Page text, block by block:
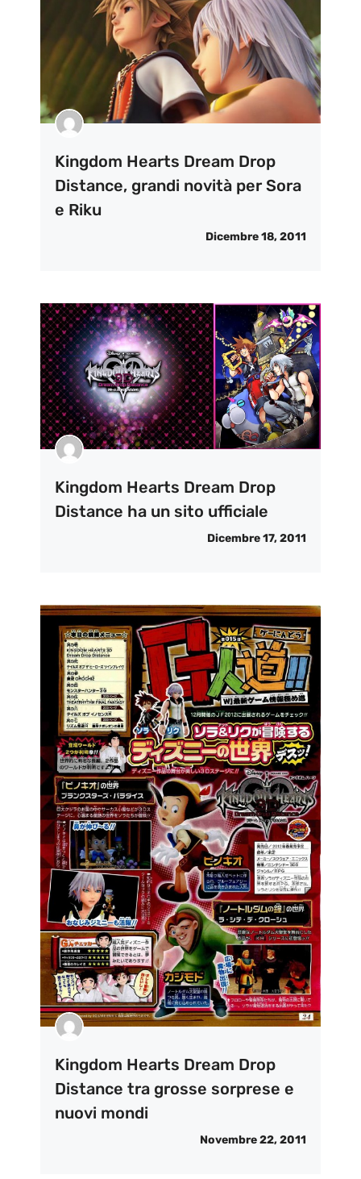
Kingdom Hearts Dream Drop
Distance, grandi novità per Sora
e Riku
Dicembre 18, 2011
Kingdom Hearts Dream Drop
Distance ha un sito ufficiale
Dicembre 17, 2011
Kingdom Hearts Dream Drop
Distance tra grosse sorprese e
nuovi mondi
Novembre 22, 2011